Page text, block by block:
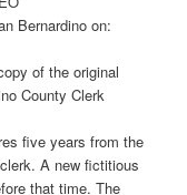
Bernardino on:
of the original
County Clerk
five years from the
A new fictitious
that time. The